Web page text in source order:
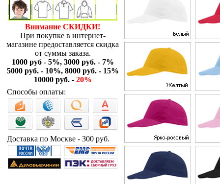
Внимание СКИДКИ!
При покупке в интернет-
магазине предоставляется скидка
от суммы заказа.
1000 руб - 5%, 3000 руб. - 7%
5000 руб. - 10%, 8000 руб. - 15%
10000 руб. - 20%
Способы оплаты:
Доставка по Москве - 300 руб.